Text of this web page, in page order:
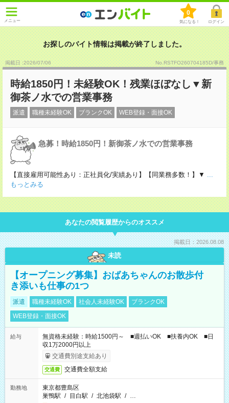
メニュー
0
気になる！ ログイン
お探しのバイト情報は掲載が終了しました。
掲載日 :2026/07/06 No.RSTFO260704185D/事務
時給1850円！未経験OK！残業ほぼなし▼新
御茶ノ水での営業事務
派遣 職種未経験OK ブランクOK WEB登録・面接OK
急募！時給1850円！新御茶ノ水での営業事務
【直接雇用可能性あり：正社員化/実績あり】【同業務多数！】▼ ...
もっとみる
あなたの閲覧履歴からのオススメ
掲載日：2026.08.08
未読
【オープニング募集】おばあちゃんのお散歩付
き添いも仕事の1つ
派遣 職種未経験OK 社会人未経験OK
ブランクOK
WEB登録・面接OK
給与
無資格未経験：時給1500円～ ■週払いOK ■扶養内OK ■日
収1万2000円以上
交通費別途支給あり
交通費 交通費全額支給
勤務地
東京都豊島区
巣鴨駅 / 目白駅 / 北池袋駅 / …